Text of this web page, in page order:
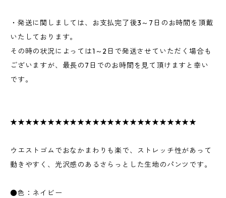
・発送に関しましては、お支払完了後3～7日のお時間を頂戴
いたしております。
その時の状況によっては1～2日で発送させていただく場合も
ございますが、最長の7日でのお時間を見て頂けますと幸い
です。
★★★★★★★★★★★★★★★★★★★★★★★★★
ウエストゴムでおなかまわりも楽で、ストレッチ性があって
動きやすく、光沢感のあるさらっとした生地のパンツです。
●色：ネイビー